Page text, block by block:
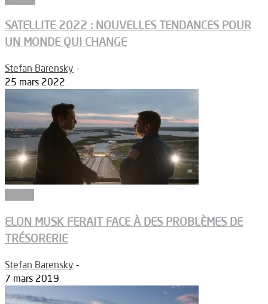
SATELLITE 2022 : NOUVELLES TENDANCES POUR
UN MONDE QUI CHANGE
Stefan Barensky -
25 mars 2022
ELON MUSK FERAIT FACE À DES PROBLÈMES DE
TRÉSORERIE
Stefan Barensky -
7 mars 2019